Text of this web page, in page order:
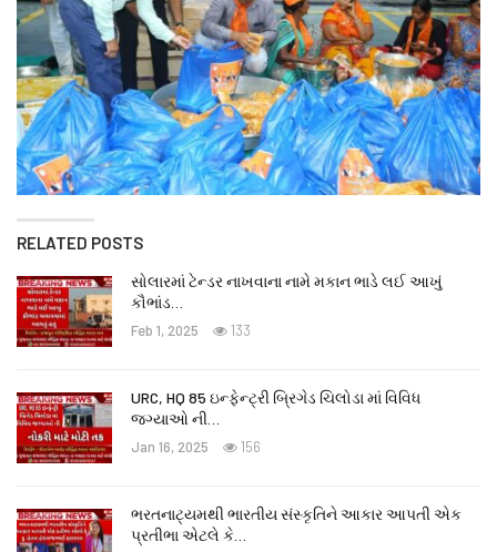
RELATED POSTS
સોલારમાં ટેન્ડર નાખવાના નામે મકાન ભાડે લઈ આખું
કૌભાંડ…
Feb 1, 2025 133
URC, HQ 85 ઇન્ફેન્ટ્રી બ્રિગેડ ચિલોડા માં વિવિધ
જગ્યાઓ ની…
Jan 16, 2025 156
ભરતનાટ્યમથી ભારતીય સંસ્કૃતિને આકાર આપતી એક
પ્રતીભા એટલે કે‌…